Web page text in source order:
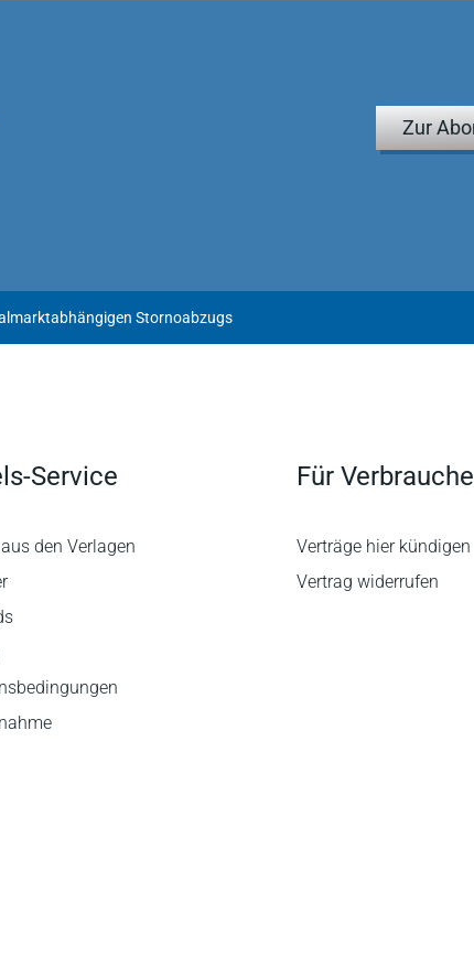
Zur
Stornoabzugs
Service
den Verlagen
Für
Verträge hier kündigen
Vertrag widerrufen